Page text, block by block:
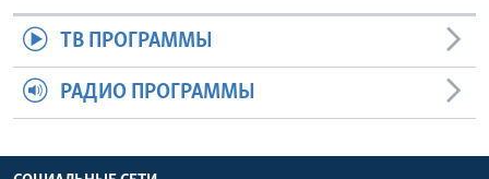
ТВ ПРОГРАММЫ
РАДИО ПРОГРАММЫ